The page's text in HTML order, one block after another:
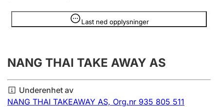
Lag og forening
Registrere, endre, slette
Årsregnskap
Innsending og forsinkelsesgebyr
Last ned opplysninger
Opplysninger er skjult
NANG THAI TAKE AWAY AS
Underenhet av
NANG THAI TAKEAWAY AS, Org.nr 935 805 511